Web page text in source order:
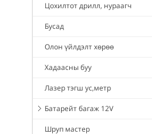
Цохилтот дрилл, нураагч
Бусад
Олон үйлдэлт хөрөө
Хадаасны буу
Лазер тэгш ус,метр
Батарейт багаж 12V
Шруп мастер